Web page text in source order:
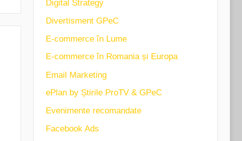
Digital Strategy
Divertisment GPeC
E-commerce în Lume
E-commerce în Romania și Europa
Email Marketing
ePlan by Știrile ProTV & GPeC
Evenimente recomandate
Facebook Ads